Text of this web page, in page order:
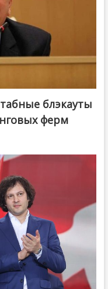
блэкауты
ферм